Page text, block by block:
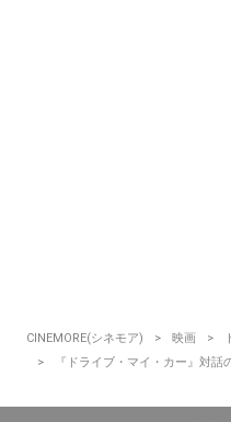
CINEMORE(シネモア) 映画
『ドライブ・マイ・カー』対